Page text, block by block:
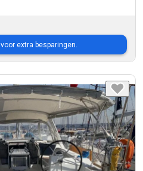
voor extra besparingen.